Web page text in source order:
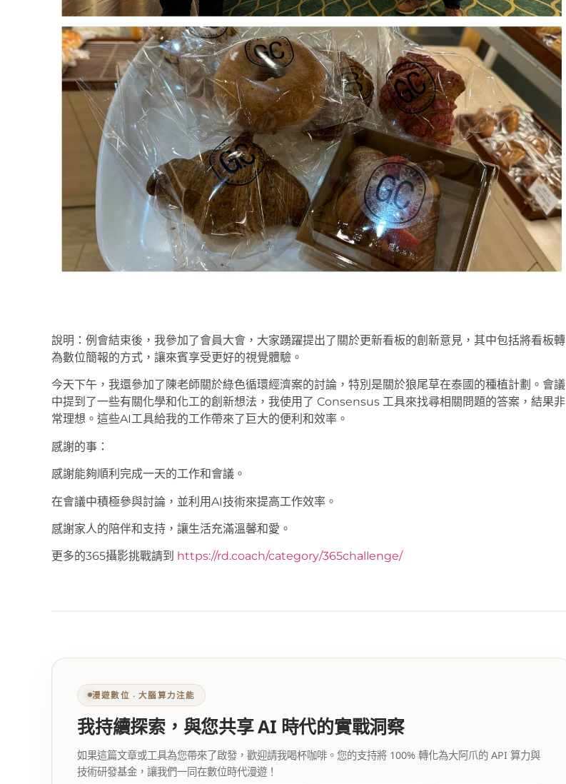
說明：例會結束後，我參加了會員大會，大家踴躍提出了關於更新看板的創新意見，其中包括將看板轉
為數位簡報的方式，讓來賓享受更好的視覺體驗。
今天下午，我還參加了陳老師關於綠色循環經濟案的討論，特別是關於狼尾草在泰國的種植計劃。會議
中提到了一些有關化學和化工的創新想法，我使用了 Consensus 工具來找尋相關問題的答案，結果非
常理想。這些AI工具給我的工作帶來了巨大的便利和效率。
感謝的事：
感謝能夠順利完成一天的工作和會議。
在會議中積極參與討論，並利用AI技術來提高工作效率。
感謝家人的陪伴和支持，讓生活充滿溫馨和愛。
更多的365攝影挑戰請到 https://rd.coach/category/365challenge/
漫遊數位 ‧ 大腦算力注能
我持續探索，與您共享 AI 時代的實戰洞察
如果這篇文章或工具為您帶來了啟發，歡迎請我喝杯咖啡。您的支持將 100% 轉化為大阿爪的 API 算力與
技術研發基金，讓我們一同在數位時代漫遊！